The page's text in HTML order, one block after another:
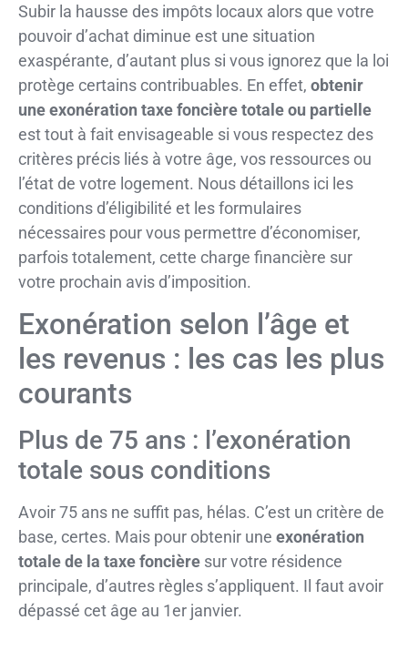
Subir la hausse des impôts locaux alors que votre
pouvoir d’achat diminue est une situation
exaspérante, d’autant plus si vous ignorez que la loi
protège certains contribuables. En effet, obtenir
une exonération taxe foncière totale ou partielle
est tout à fait envisageable si vous respectez des
critères précis liés à votre âge, vos ressources ou
l’état de votre logement. Nous détaillons ici les
conditions d’éligibilité et les formulaires
nécessaires pour vous permettre d’économiser,
parfois totalement, cette charge financière sur
votre prochain avis d’imposition.
Exonération selon l’âge et
les revenus : les cas les plus
courants
Plus de 75 ans : l’exonération
totale sous conditions
Avoir 75 ans ne suffit pas, hélas. C’est un critère de
base, certes. Mais pour obtenir une exonération
totale de la taxe foncière sur votre résidence
principale, d’autres règles s’appliquent. Il faut avoir
dépassé cet âge au 1er janvier.